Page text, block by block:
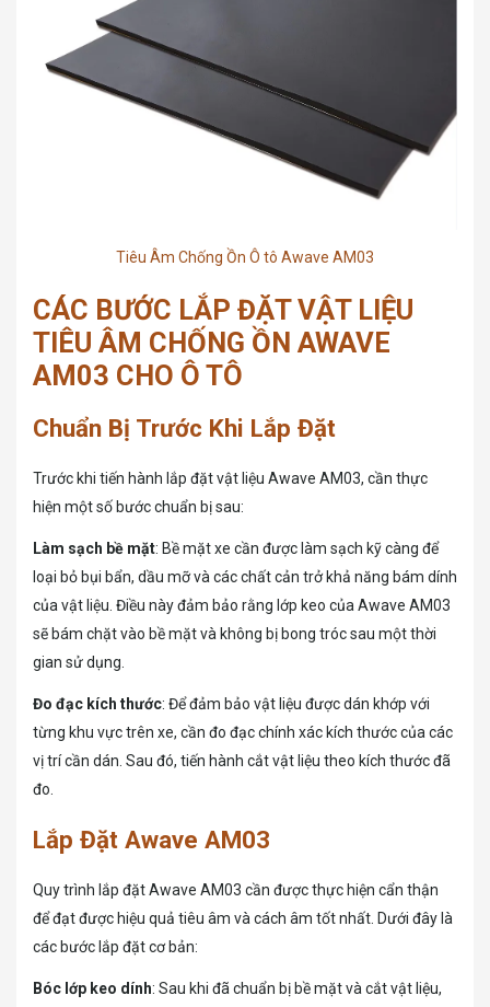
Tiêu Âm Chống Ồn Ô tô Awave AM03
CÁC BƯỚC LẮP ĐẶT VẬT LIỆU
TIÊU ÂM CHỐNG ỒN AWAVE
AM03 CHO Ô TÔ
Chuẩn Bị Trước Khi Lắp Đặt
Trước khi tiến hành lắp đặt vật liệu Awave AM03, cần thực
hiện một số bước chuẩn bị sau:
Làm sạch bề mặt: Bề mặt xe cần được làm sạch kỹ càng để
loại bỏ bụi bẩn, dầu mỡ và các chất cản trở khả năng bám dính
của vật liệu. Điều này đảm bảo rằng lớp keo của Awave AM03
sẽ bám chặt vào bề mặt và không bị bong tróc sau một thời
gian sử dụng.
Đo đạc kích thước: Để đảm bảo vật liệu được dán khớp với
từng khu vực trên xe, cần đo đạc chính xác kích thước của các
vị trí cần dán. Sau đó, tiến hành cắt vật liệu theo kích thước đã
đo.
Lắp Đặt Awave AM03
Quy trình lắp đặt Awave AM03 cần được thực hiện cẩn thận
để đạt được hiệu quả tiêu âm và cách âm tốt nhất. Dưới đây là
các bước lắp đặt cơ bản:
Bóc lớp keo dính: Sau khi đã chuẩn bị bề mặt và cắt vật liệu,